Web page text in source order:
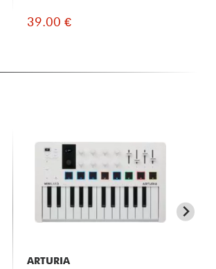
39.00 €
ARTURIA